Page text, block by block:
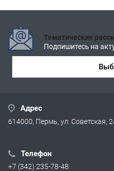
Тематические
Подпишитесь на
Адрес
614000, Пермь, ул. Советская,
Телефон
+7 (342) 235-78-48